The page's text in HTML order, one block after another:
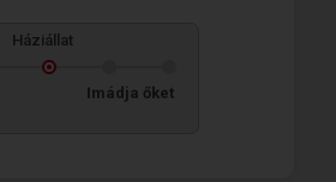
Háziállat
Imádja őket